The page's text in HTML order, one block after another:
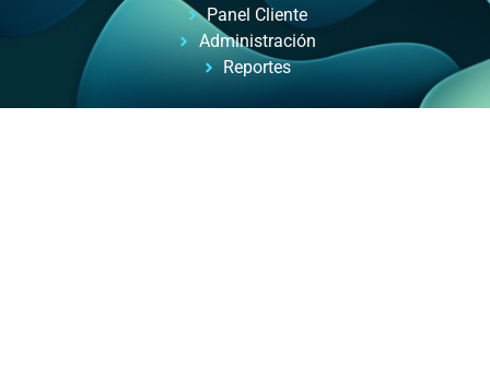
Panel Cliente
Administración
Reportes